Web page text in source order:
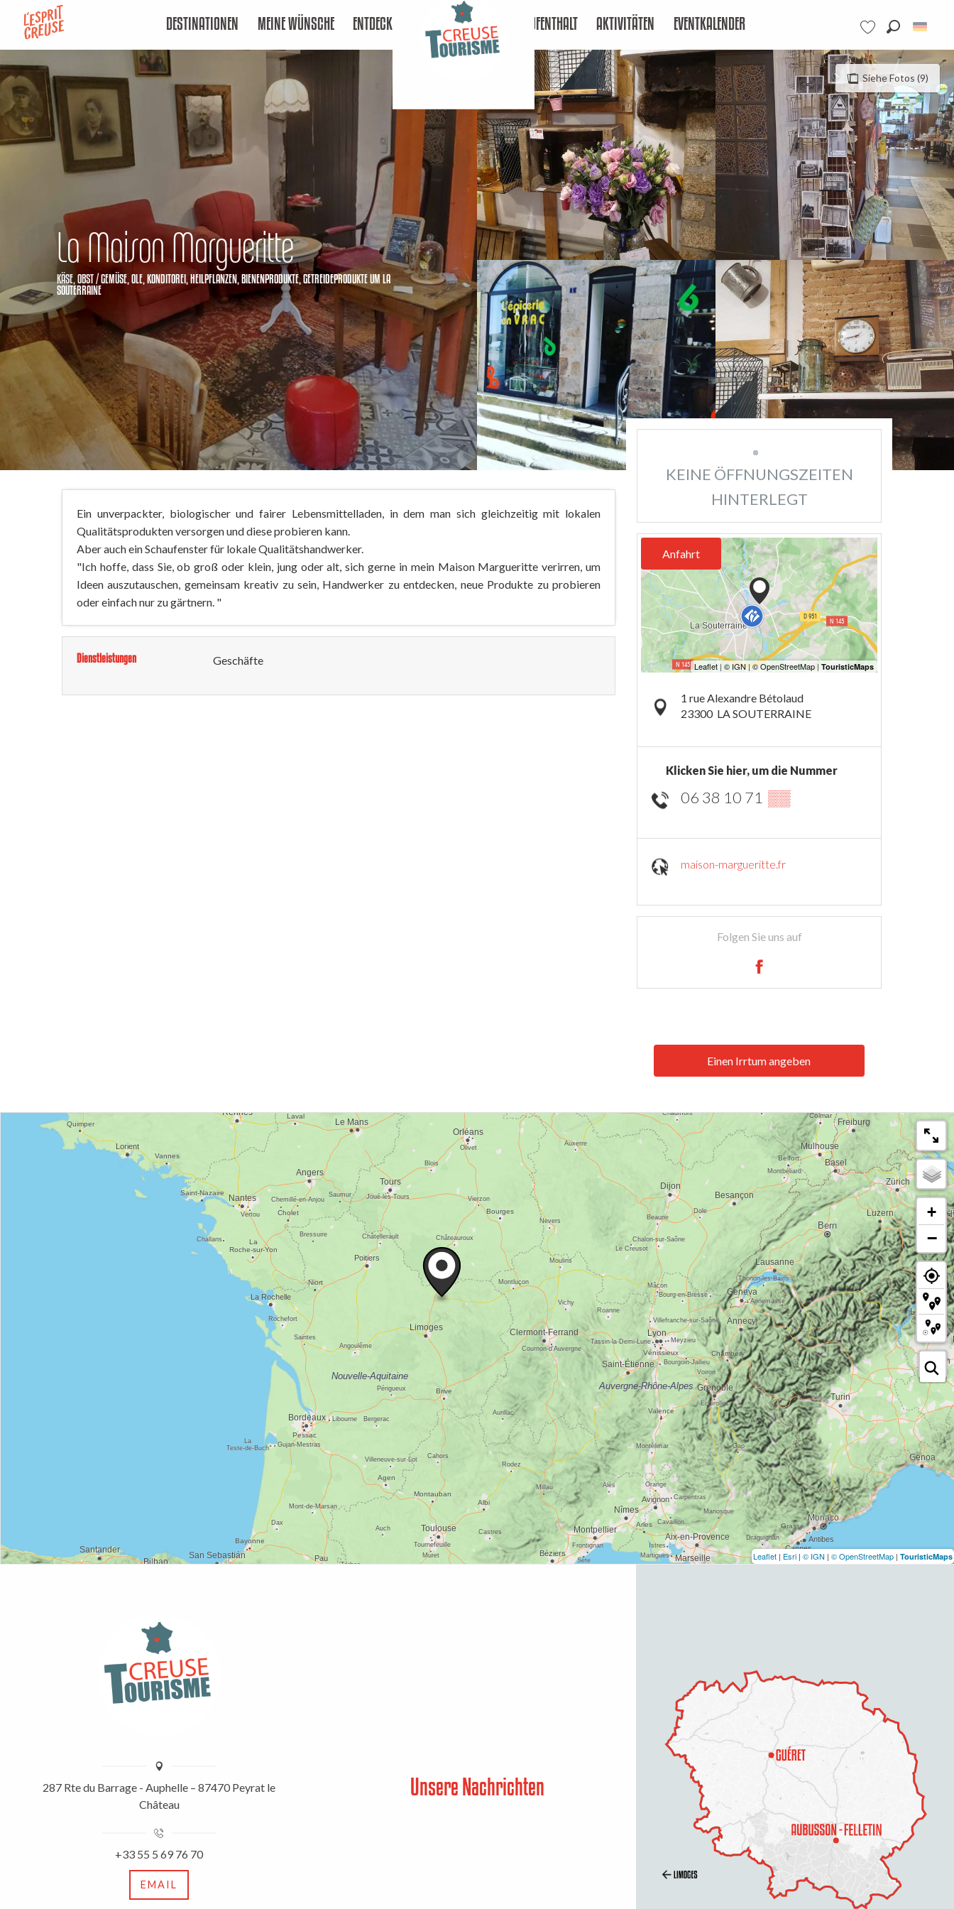
contenu
Voir les favoris
DESTINATIONEN MEINE WÜNSCHE ENTDECKEN AUFENTHALT AKTIVITÄTEN EVENTKALENDER
Siehe Fotos (9)
La Maison Margueritte
KÄSE, OBST / GEMÜSE, OLE, KONDITOREI, HEILPFLANZEN, BIENENPRODUKTE,GETREIDEPRODUKTEUM LA
SOUTERRAINE
Ein unverpackter, biologischer und fairer Lebensmittelladen, in dem man sich gleichzeitig mit lokalen
Qualitätsprodukten versorgen und diese probieren kann.
Aber auch ein Schaufenster für lokale Qualitätshandwerker.
"Ich hoffe, dass Sie, ob groß oder klein, jung oder alt, sich gerne in mein Maison Margueritte verirren, um
Ideen auszutauschen, gemeinsam kreativ zu sein, Handwerker zu entdecken, neue Produkte zu probieren
oder einfach nur zu gärtnern. "
Dienstleistungen Geschäfte
KEINE ÖFFNUNGSZEITEN
HINTERLEGT
Anfahrt
1 rue Alexandre Bétolaud
23300 LA SOUTERRAINE
Klicken Sie hier, um die Nummer
06 38 10 71 ▒▒
maison-margueritte.fr
Folgen Sie uns auf
Einen Irrtum angeben
+
−
Leaflet | Esri | © IGN | © OpenStreetMap | TouristicMaps
287 Rte du Barrage - Auphelle – 87470 Peyrat le
Château
+33 55 5 69 76 70
EMAIL
Unsere Nachrichten